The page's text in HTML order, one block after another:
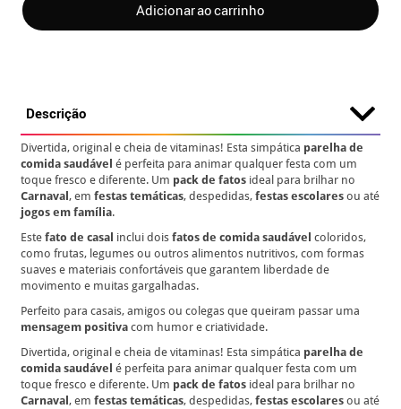
Adicionar ao carrinho
Descrição
Divertida, original e cheia de vitaminas! Esta simpática parelha de
comida saudável é perfeita para animar qualquer festa com um
toque fresco e diferente. Um pack de fatos ideal para brilhar no
Carnaval, emfestas temáticas, despedidas,festas escolares ou até
jogos em família.
Estefato de casal inclui doisfatos de comida saudável coloridos,
como frutas, legumes ou outros alimentos nutritivos, com formas
suaves e materiais confortáveis que garantem liberdade de
movimento e muitas gargalhadas.
Perfeito para casais, amigos ou colegas que queiram passar uma
mensagem positiva com humor e criatividade.
Divertida, original e cheia de vitaminas! Esta simpática parelha de
comida saudável é perfeita para animar qualquer festa com um
toque fresco e diferente. Um pack de fatos ideal para brilhar no
Carnaval, emfestas temáticas, despedidas,festas escolares ou até